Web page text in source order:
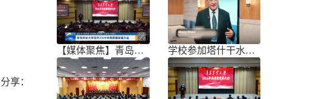
分享：
【媒体聚焦】青岛农业大学召开202 学校参加塔什干水周2026国际论坛